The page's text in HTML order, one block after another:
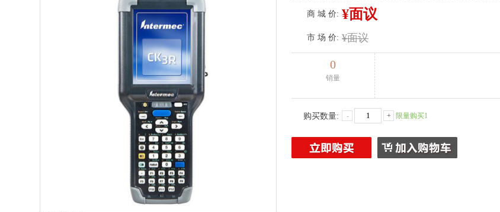
商 城 价: ¥面议
市 场 价: ¥面议
0
销量
购买数量: - + 限量购买1